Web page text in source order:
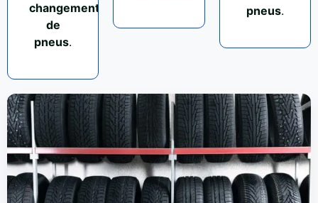
changement
de
pneus.
pneus.